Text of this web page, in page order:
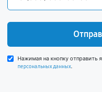
Нажимая на кнопку отправить
персональных данных.